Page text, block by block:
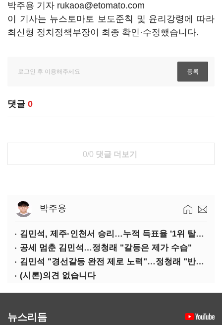
박주용 기자 rukaoa@etomato.com
이 기사는 뉴스토마토 보도준칙 및 윤리강령에 따라
최신형 정치정책부장이 최종 확인·수정했습니다.
댓글 0
0/0 댓글 더보기
박주용
김민석, 제주·인천서 승리…누적 득표율 '1위 탈환'(종합)
공세 멈춘 김민석…정청래 "갈등은 제가 수습"
김민석 "경선갈등 완전 제로 노력"…정청래 "반명 공세 사과부터"
(시론)의견 없습니다
뉴스리듬